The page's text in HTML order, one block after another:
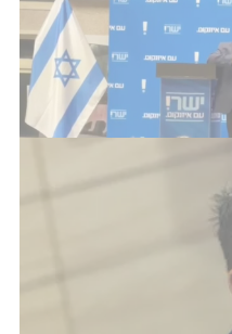
שאמר נתניהו בעבר:
בינלאומי לא
והוסיף: "אדוני ראש
היום".